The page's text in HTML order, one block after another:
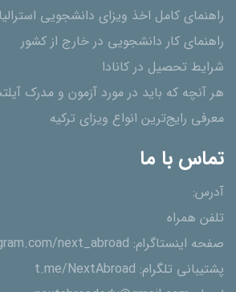
راهنمای کامل اخذ ویزای دانشجویی استرالیا
راهنمای کار دانشجویی در خارج از کشور
شرایط تحصیل در کانادا
هر آنچه که باید در مورد آزمون و مدرک
معرفی رایج‌ترین انواع ویزای ترکیه
تماس با ما
آدرس:
تلفن همراه
صفحه اینستاگرام: next_abroad
پشتیبانی تلگرام: t.me/NextAbroad